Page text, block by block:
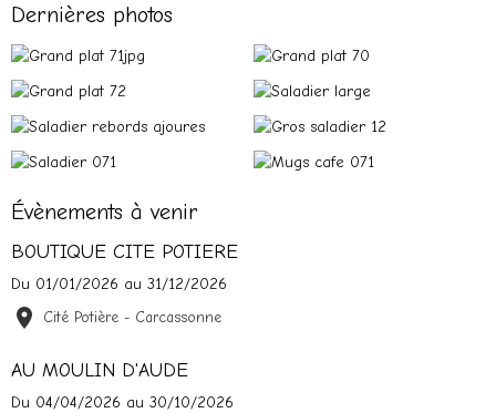
Dernières photos
Évènements à venir
BOUTIQUE CITE POTIERE
Du 01/01/2026 au 31/12/2026
Cité Potière - Carcassonne
AU MOULIN D'AUDE
Du 04/04/2026 au 30/10/2026